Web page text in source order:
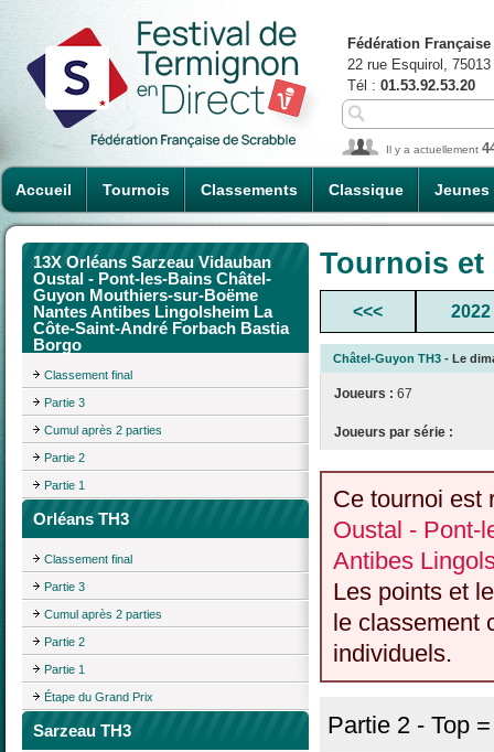
Accueil Tournois Classements Classique Jeunes
Fédération
22 rue Esquirol,
Tél : 01.53.92.53.20
Il y a actuellement
13X Orléans Sarzeau Vidauban
Oustal - Pont-les-Bains Châtel-
Guyon Mouthiers-sur-Boëme
Nantes Antibes Lingolsheim La
Côte-Saint-André Forbach Bastia
Borgo
Classement final
Partie 3
Cumul après 2 parties
Partie 2
Partie 1
Orléans TH3
Classement final
Partie 3
Cumul après 2 parties
Partie 2
Partie 1
Étape du Grand Prix
Sarzeau TH3
Tournois
<<< 2022
Châtel-Guyon TH3 - Le
Joueurs : 67
Joueurs par série :
Ce tournoi est
Oustal - Pont-
Antibes
Les points et
le classement
individuels.
Partie 2 - Top